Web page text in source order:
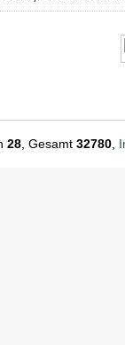
28, Gesamt 32780,